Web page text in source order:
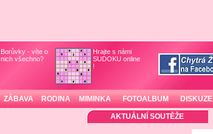
Borůvky - víte o
nich všechno?
Hrajte s námi
SUDOKU online
!
ZÁBAVA RODINA MIMINKA FOTOALBUM DISKUZE
AKTUÁLNÍ SOUTĚŽE